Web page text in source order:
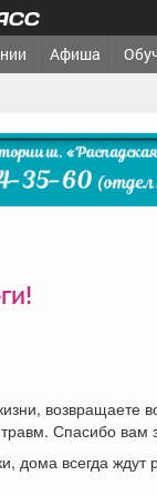
Афиша
возвращаете
Спасибо вам
дома всегда